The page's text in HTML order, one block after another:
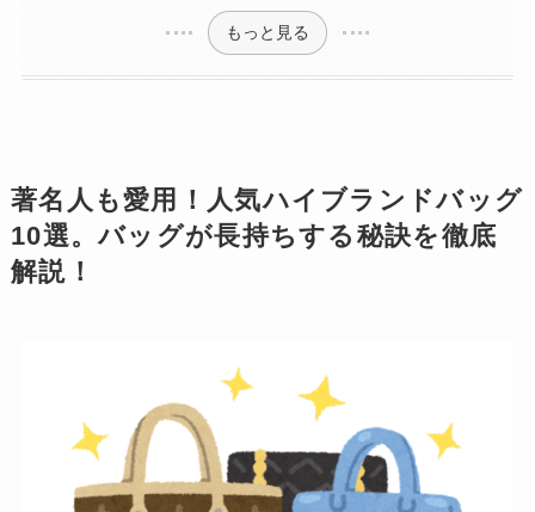
もっと見る
著名人も愛用！人気ハイブランドバッグ
10選。バッグが長持ちする秘訣を徹底
解説！